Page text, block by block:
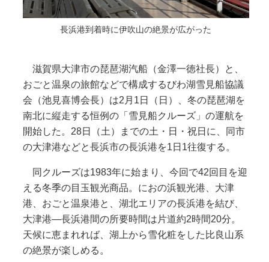
長浜港到着時に伊吹山の絶景が広がった
滋賀県大津市の琵琶湖汽船（金澤一徳社長）と、
おごと温泉の旅館などで構成するびわ湖雪見船協議
会（池見喜博会長）は2月1日（日）、冬の琵琶湖を
南北に縦走する恒例の「雪見船クルーズ」の運航を
開始した。28日（土）までの土・日・祝日に、同市
の大津港などと長浜市の長浜港を1日1往復する。
同クルーズは1983年に始まり、今回で42回目を迎
える冬季の目玉観光商品。におの浜観光港、大津
港、おごと温泉港と、湖北エリアの長浜港を結び、
大津港―長浜港間の所要時間は片道約2時間20分。
天候に恵まれれば、湖上から雪化粧をした比良山系
の絶景が楽しめる。